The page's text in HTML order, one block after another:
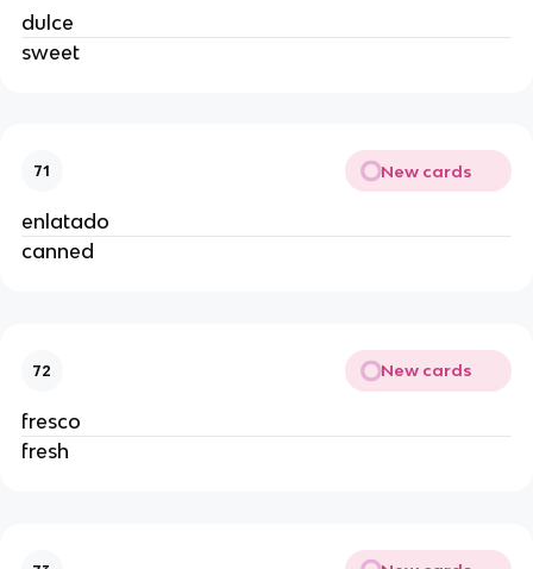
dulce
sweet
71 New cards
enlatado
canned
72 New cards
fresco
fresh